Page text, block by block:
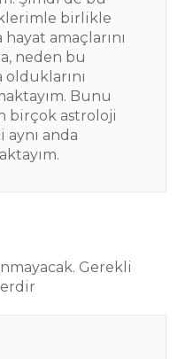
birlikle
hayat amaçlarını
neden bu
Bunu
birçok astroloji
anda
Gerekli